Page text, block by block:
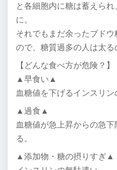
と各細胞内に糖は蓄えら
に。
それでもまだ余ったブド
ので、糖質過多の人は太る
【どんな食べ方が危険？】
▲早食い▲
血糖値を下げるインスリン
▲過食▲
血糖値が急上昇からの急
る。
▲添加物・糖の摂りすぎ▲